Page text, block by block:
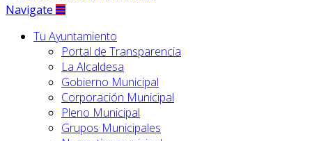
Navigate
Tu Ayuntamiento
Portal de Transparencia
La Alcaldesa
Gobierno Municipal
Corporación Municipal
Pleno Municipal
Grupos Municipales